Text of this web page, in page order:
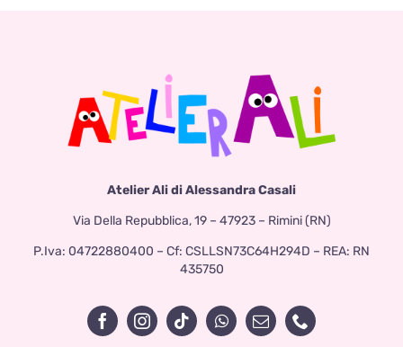
Atelier Ali di Alessandra Casali
Via Della Repubblica, 19 – 47923 – Rimini (RN)
P.Iva: 04722880400 – Cf: CSLLSN73C64H294D – REA: RN
435750